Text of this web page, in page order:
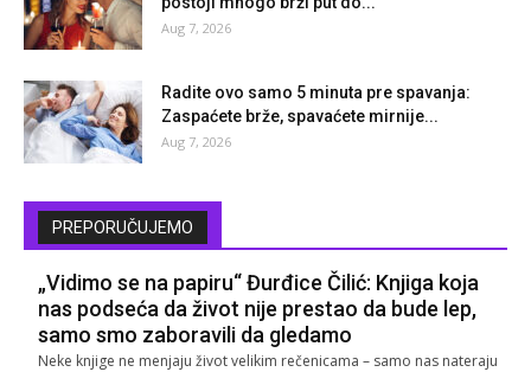
Aug 7, 2026
Radite ovo samo 5 minuta pre spavanja:
Zaspaćete brže, spavaćete mirnije...
Aug 7, 2026
PREPORUČUJEMO
„Vidimo se na papiru“ Đurđice Čilić: Knjiga koja
nas podseća da život nije prestao da bude lep,
samo smo zaboravili da gledamo
Neke knjige ne menjaju život velikim rečenicama – samo nas nateraju